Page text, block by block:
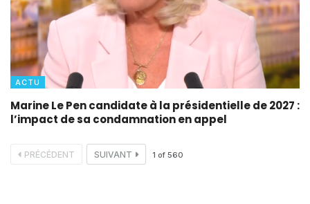
ACTU
Marine Le Pen candidate à la présidentielle de 2027 :
l’impact de sa condamnation en appel
PRÉCÉDENT SUIVANT 1 of 560